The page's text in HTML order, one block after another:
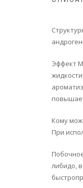
Эффект
Кому
При
либидо,